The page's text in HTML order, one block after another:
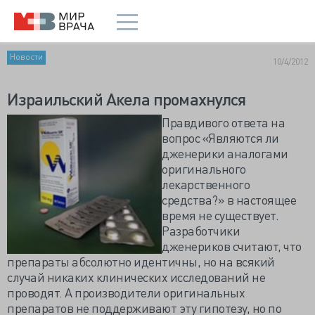
Новости 10/4/2012
Израильский Акела промахнулся
Правдивого ответа на
вопрос «Являются ли
дженерики аналогами
оригинального
лекарственного
средства?» в настоящее
время не существует.
Разработчики
дженериков считают, что
препараты абсолютно идентичны, но на всякий
случай никаких клинических исследований не
проводят. А производители оригинальных
препаратов не поддерживают эту гипотезу, но по